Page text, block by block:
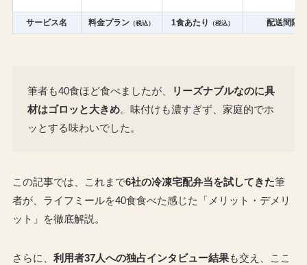
サービス名 料金プラン （税込） 1食あたり （税込） 配送間隔
筆者も40食ほど食べましたが、
リーズナブルなのに具
材はゴロッと大きめ。味付けも濃すぎず、家庭的でホ
ッとする味わいでした。
この記事では、これまで6社の冷凍宅配弁当を試してきた筆
者が、ライフミールを40食食べた感じた「メリット・デメリ
ット」を徹底解説。
さらに、 利用者37人への独占インタビュー結果も交え、ここ